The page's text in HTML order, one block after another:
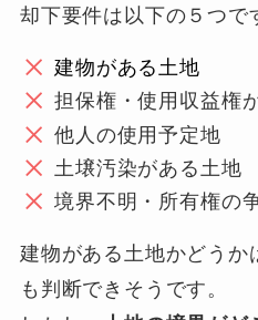
却下要件は以下の５つで
建物がある土地
担保権・使用収益権
他人の使用予定地
土壌汚染がある土地
境界不明・所有権の
建物がある土地かどうか
も判断できそうです。